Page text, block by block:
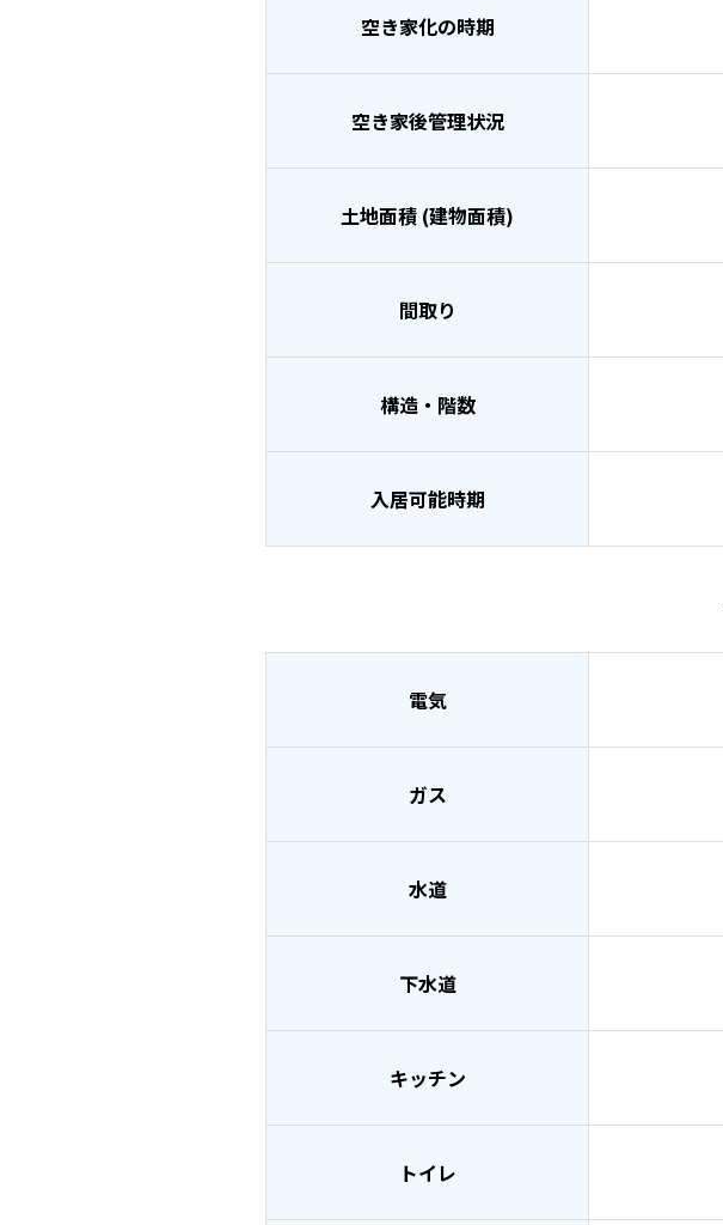
空き家化の時期
空き家後管理状況
土地面積 (建物面積)
間取り
構造・階数
入居可能時期
電気
ガス
水道
下水道
キッチン
トイレ